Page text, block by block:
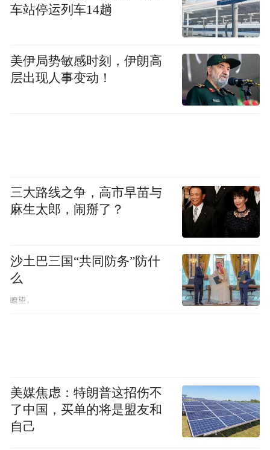
车站停运列车14趟
美伊局势敏感时刻，伊朗高
层出现人事变动！
三大路线之争，高市早苗与
麻生太郎，闹掰了？
沙土巴三国“共同防务”防什
么
瞭望
美媒焦虑：特朗普这招伤不
了中国，买单的将是盟友和
自己